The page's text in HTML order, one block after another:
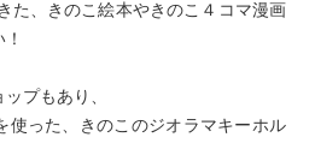
た、きのこ絵本やきのこ４コマ漫画
プもあり、
使った、きのこのジオラマキーホル